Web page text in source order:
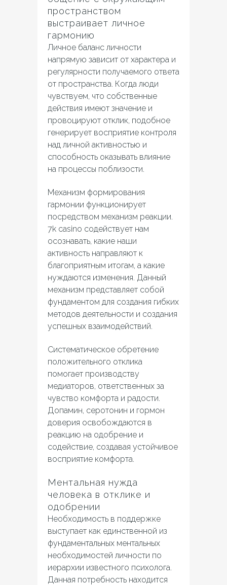
пространством
выстраивает личное
гармонию
Личное баланс личности
напрямую зависит от характера и
регулярности получаемого ответа
от пространства. Когда люди
чувствуем, что собственные
действия имеют значение и
провоцируют отклик, подобное
генерирует восприятие контроля
над личной активностью и
способность оказывать влияние
на процессы поблизости.
Механизм формирования
гармонии функционирует
посредством механизм реакции.
7k casino содействует нам
осознавать, какие наши
активность направляют к
благоприятным итогам, а какие
нуждаются изменения. Данный
механизм представляет собой
фундаментом для создания гибких
методов деятельности и создания
успешных взаимодействий.
Систематическое обретение
положительного отклика
помогает производству
медиаторов, ответственных за
чувство комфорта и радости.
Допамин, серотонин и гормон
доверия освобождаются в
реакцию на одобрение и
содействие, создавая устойчивое
восприятие комфорта.
Ментальная нужда
человека в отклике и
одобрении
Необходимость в поддержке
выступает как единственной из
фундаментальных ментальных
необходимостей личности по
иерархии известного психолога.
Данная потребность находится